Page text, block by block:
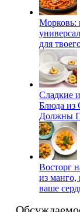
Морковь:
для
Сладкие
Блюда из
Должны
Восторг
из манго,
ваше